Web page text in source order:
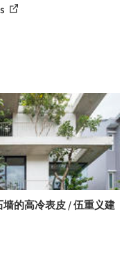
的高冷表皮 / 伍重义建